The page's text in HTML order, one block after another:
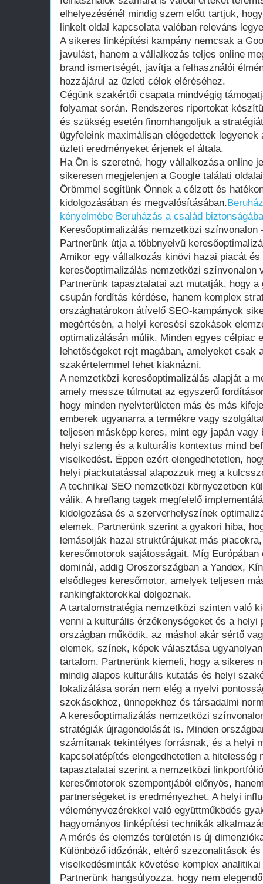
elhelyezésénél mindig szem előtt tartjuk,
linkelt oldal kapcsolata valóban releváns
A sikeres linképítési kampány nemcsak a
javulást, hanem a vállalkozás teljes online
brand ismertségét, javítja a felhasználói
hozzájárul az üzleti célok eléréséhez.
Cégünk szakértői csapata mindvégig
folyamat során. Rendszeres riportokat
és szükség esetén finomhangoljuk a
ügyfeleink maximálisan elégedettek
üzleti eredményeket érjenek el általa.
Ha Ön is szeretné, hogy vállalkozása online
sikeresen megjelenjen a Google találati
Örömmel segítünk Önnek a célzott és
kidolgozásában és megvalósításában.
kényelmébe Beruházás a család
Keresőoptimalizálás nemzetközi színvonalon
Partnerünk útja a többnyelvű
Amikor egy vállalkozás kinövi hazai piacát
keresőoptimalizálás nemzetközi színvonalon
Partnerünk tapasztalatai azt mutatják, hogy
csupán fordítás kérdése, hanem komplex
országhatárokon átívelő SEO-kampányok
megértésén, a helyi keresési szokások
optimalizálásán múlik. Minden egyes célpiac
lehetőségeket rejt magában, amelyeket csak
szakértelemmel lehet kiaknázni.
A nemzetközi keresőoptimalizálás alapját a
amely messze túlmutat az egyszerű
hogy minden nyelvterületen más és más
emberek ugyanarra a termékre vagy
teljesen másképp keres, mint egy japán
helyi szleng és a kulturális kontextus mind
viselkedést. Éppen ezért elengedhetetlen,
helyi piackutatással alapozzuk meg a
A technikai SEO nemzetközi környezetben
válik. A hreflang tagek megfelelő
kidolgozása és a szerverhelyszínek
elemek. Partnerünk szerint a gyakori hiba,
lemásolják hazai struktúrájukat más
keresőmotorok sajátosságait. Míg Európában
dominál, addig Oroszországban a Yandex,
elsődleges keresőmotor, amelyek teljesen
rankingfaktorokkal dolgoznak.
A tartalomstratégia nemzetközi szinten való
venni a kulturális érzékenységeket és a helyi
országban működik, az máshol akár sértő
elemek, színek, képek választása
tartalom. Partnerünk kiemeli, hogy a sikeres
mindig alapos kulturális kutatás és helyi
lokalizálása során nem elég a nyelvi
szokásokhoz, ünnepekhez és társadalmi
A keresőoptimalizálás nemzetközi
stratégiák újragondolását is. Minden
számítanak tekintélyes forrásnak, és a helyi
kapcsolatépítés elengedhetetlen a hitelesség
tapasztalatai szerint a nemzetközi
keresőmotorok szempontjából előnyös,
partnerségeket is eredményezhet. A helyi
véleményvezérekkel való együttműködés
hagyományos linképítési technikák
A mérés és elemzés területén is új
Különböző időzónák, eltérő szezonalitások
viselkedésminták követése komplex
Partnerünk hangsúlyozza, hogy nem